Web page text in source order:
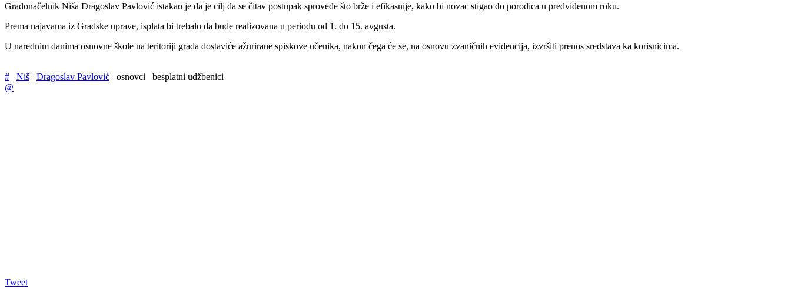
Gradonačelnik Niša Dragoslav Pavlović istakao je da je cilj da se čitav postupak sprovede što brže i efikasnije, kako bi novac stigao do porodica u predviđenom roku.
Prema najavama iz Gradske uprave, isplata bi trebalo da bude realizovana u periodu od 1. do 15. avgusta.
U narednim danima osnovne škole na teritoriji grada dostaviće ažurirane spiskove učenika, nakon čega će se, na osnovu zvaničnih evidencija, izvršiti prenos sredstava ka korisnicima.
# Niš Dragoslav Pavlović osnovci
besplatni udžbenici
@
Tweet